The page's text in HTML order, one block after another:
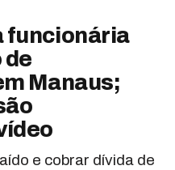
funcionária
de
Manaus;
e cobrar dívida de